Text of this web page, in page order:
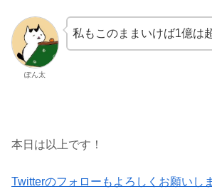
ぽん太
私もこのままいけば1億は
本日は以上です！
Twitterのフォローもよろしくお願いし